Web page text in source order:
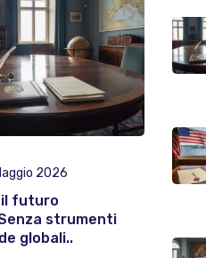
2026
futuro
strumenti
globali..